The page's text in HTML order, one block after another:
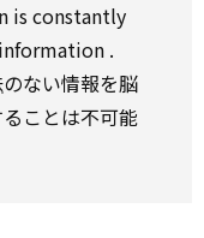
is constantly
information .
のない情報を脳
ことは不可能